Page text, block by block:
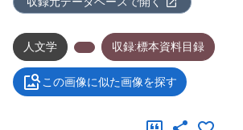
人文学 収録:標本資料目録
この画像に似た画像を探す